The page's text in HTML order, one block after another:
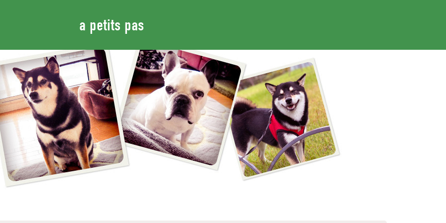
a petits pas